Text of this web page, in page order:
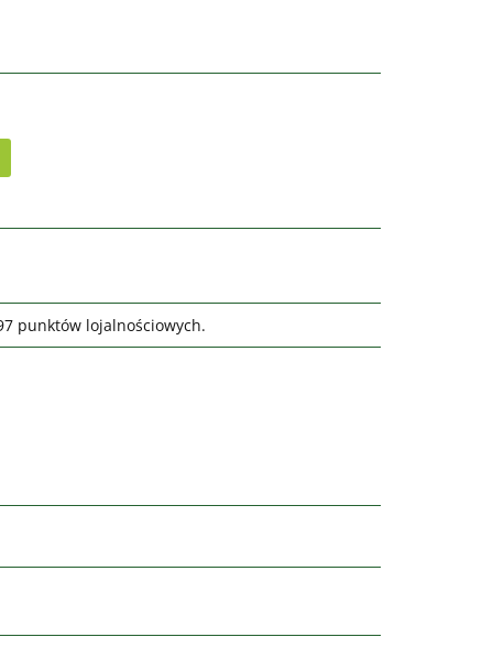
punktów lojalnościowych.